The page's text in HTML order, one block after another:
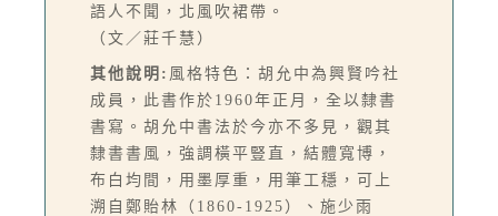
語人不聞，北風吹裙帶。
（文／莊千慧）
其他說明: 風格特色：胡允中為興賢吟社
成員，此書作於1960年正月，全以隸書
書寫。胡允中書法於今亦不多見，觀其
隸書書風，強調橫平豎直，結體寬博，
布白均間，用墨厚重，用筆工穩，可上
溯自鄭貽林（1860-1925）、施少雨